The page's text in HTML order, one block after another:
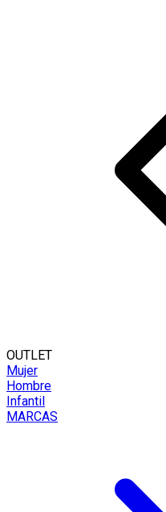
OUTLET
Mujer
Hombre
Infantil
MARCAS